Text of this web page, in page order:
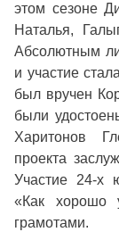
этом сезоне
Наталья,
Абсолютным
и участие
был вручен
были
Харитонов
проекта
Участие 24-х
«Как хорошо
грамотами.